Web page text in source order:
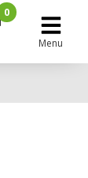
0
Menu